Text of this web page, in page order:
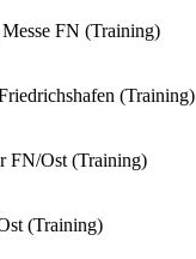
Messe FN (Training)
(Training)
FN/Ost (Training)
(Training)